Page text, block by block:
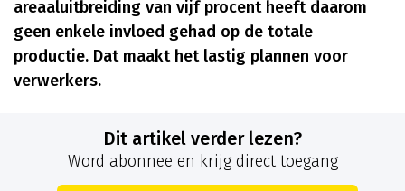
areaaluitbreiding van vijf procent heeft daarom
geen enkele invloed gehad op de totale
productie. Dat maakt het lastig plannen voor
verwerkers.
Dit artikel verder lezen?
Word abonnee en krijg direct toegang